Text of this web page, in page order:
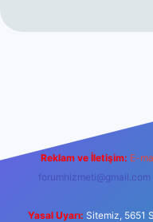
Reklam ve İletişim: E-
forumhizmeti@gmail.com
Yasal Uyarı: Sitemiz, 5651